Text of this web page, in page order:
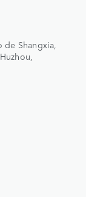
de Shangxia,